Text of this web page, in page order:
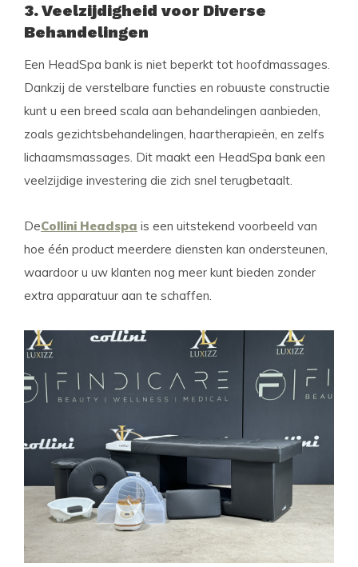
3. Veelzijdigheid voor Diverse
Behandelingen
Een HeadSpa bank is niet beperkt tot hoofdmassages.
Dankzij de verstelbare functies en robuuste constructie
kunt u een breed scala aan behandelingen aanbieden,
zoals gezichtsbehandelingen, haartherapieën, en zelfs
lichaamsmassages. Dit maakt een HeadSpa bank een
veelzijdige investering die zich snel terugbetaalt.
DeCollini Headspa is een uitstekend voorbeeld van
hoe één product meerdere diensten kan ondersteunen,
waardoor u uw klanten nog meer kunt bieden zonder
extra apparatuur aan te schaffen.